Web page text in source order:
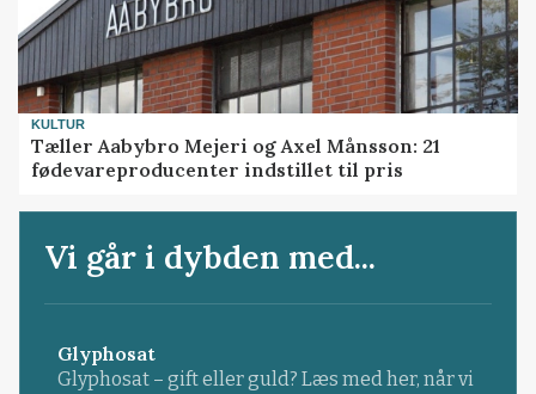
KULTUR
Tæller Aabybro Mejeri og Axel Månsson: 21
fødevareproducenter indstillet til pris
Vi går i dybden med...
Glyphosat
Glyphosat – gift eller guld? Læs med her, når vi